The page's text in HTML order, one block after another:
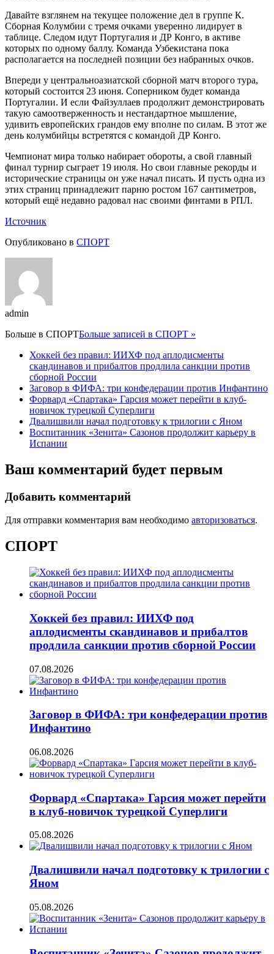
Давайте взглянем на текущее положение дел в группе К.
Сборная Колумбии с тремя очками уверенно лидирует в
таблице. Следом идут Португалия и ДР Конго, в активе
которых по одному баллу. Команда Узбекистана пока
располагается на последней позиции без набранных очков.
Впереди у центральноазиатской сборной матч второго тура,
который состоится 23 июня. Соперником будет команда
Португалии. И если Файзуллаев продолжит демонстрировать
такую самоотверженность и нестандартное мышление,
удивить европейских грандов ему вполне по силам. В этот же
день колумбийцы встретятся с командой ДР Конго.
Чемпионат мира только набирает обороты, а свой главный
финал турнир сыграет 19 июля. Но свои главные рекорды и
исторические страницы он уже начал писать. И пусть одна из
этих страниц принадлежит парню ростом 167 сантиметров,
который ещё недавно радовал нас своими финтами в РПЛ.
Источник
Опубликовано в СПОРТ
admin
Больше в СПОРТБольше записей в СПОРТ »
Хоккей без правил: ИИХФ под аплодисменты
скандинавов и прибалтов продлила санкции против
сборной России
Заговор в ФИФА: три конфедерации против Инфантино
Форвард «Спартака» Гарсия может перейти в клуб-
новичок турецкой Суперлиги
Двалишвили начал подготовку к трилогии с Яном
Воспитанник «Зенита» Сазонов продолжит карьеру в
Испании
Ваш комментарий будет первым
Добавить комментарий
Для отправки комментария вам необходимо авторизоваться.
СПОРТ
Хоккей без правил: ИИХФ под
аплодисменты скандинавов и прибалтов
продлила санкции против сборной России
07.08.2026
Заговор в ФИФА: три конфедерации против
Инфантино
06.08.2026
Форвард «Спартака» Гарсия может перейти
в клуб-новичок турецкой Суперлиги
05.08.2026
Двалишвили начал подготовку к трилогии с
Яном
05.08.2026